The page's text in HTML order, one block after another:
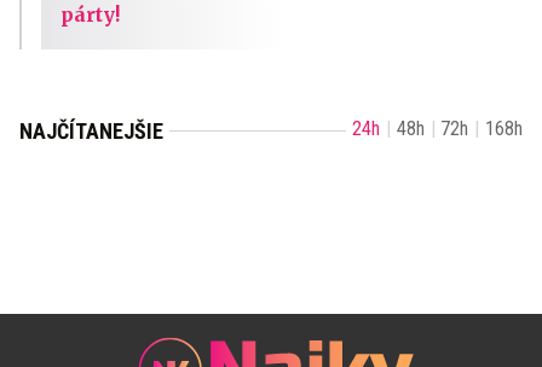
párty!
NAJČÍTANEJŠIE 24h 48h 72h 168h